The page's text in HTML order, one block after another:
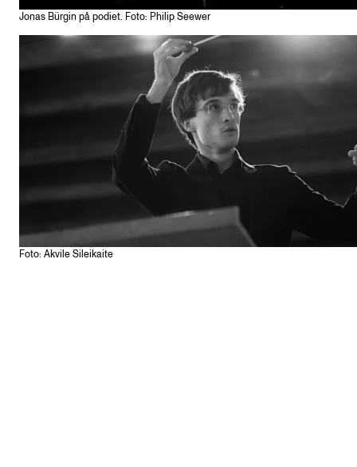
Jonas Bürgin på podiet. Foto: Philip Seewer
Foto: Akvile Sileikaite